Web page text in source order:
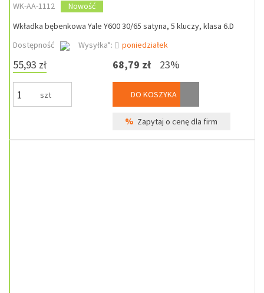
WK-AA-1112
Nowość
Wkładka bębenkowa Yale Y600 30/65 satyna, 5 kluczy, klasa 6.D
Dostępność
Wysyłka*: poniedziałek
55,93 zł
szt
68,79 zł 23%
DO KOSZYKA
% Zapytaj o cenę dla firm